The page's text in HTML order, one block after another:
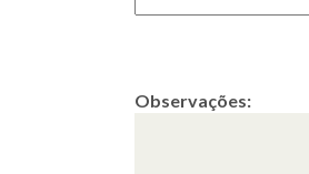
Observações: